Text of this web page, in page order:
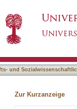
und
Zur Kurzanzeige